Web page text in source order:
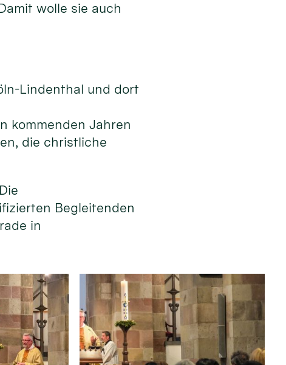
wolle sie auch
Lindenthal und dort
kommenden Jahren
die christliche
Begleitenden
in